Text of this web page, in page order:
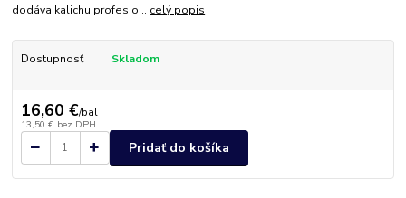
dodáva kalichu profesio... celý popis
Dostupnosť Skladom
16,60 €/bal
13,50 € bez DPH
Pridať do košíka